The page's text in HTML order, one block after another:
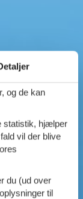
og de kan
statistik, hjælper
vil der blive
du (ud over
til